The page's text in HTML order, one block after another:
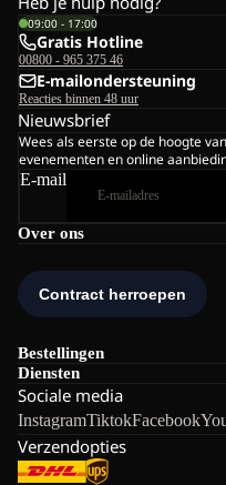
Over ons
Bestellingen
Diensten
Sociale media
InstagramTiktokFacebook
Verzendopties
09:00 - 17:00
Gratis Hotline
00800 - 965 375 46
E-mailondersteuning
Reacties binnen 48 uur
Nieuwsbrief
Wees als eerste op de hoogte
evenementen en online
E-mail